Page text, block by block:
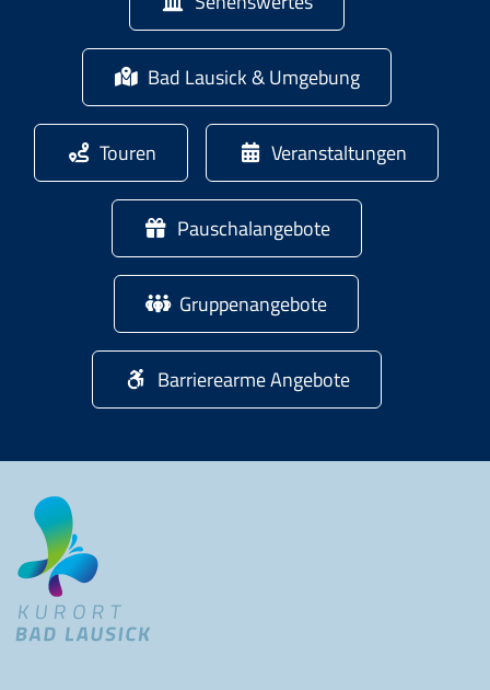
Bad Lausick & Umgebung
Touren Veranstaltungen
Pauschalangebote
Gruppenangebote
Barrierearme Angebote